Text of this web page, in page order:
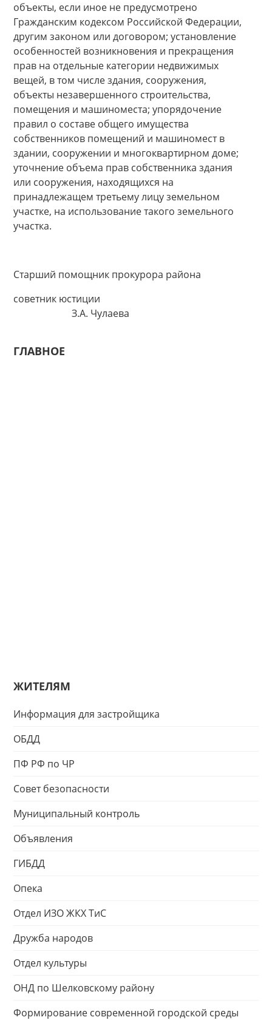
объекты, если иное не предусмотрено
Гражданским кодексом Российской Федерации,
другим законом или договором; установление
особенностей возникновения и прекращения
прав на отдельные категории недвижимых
вещей, в том числе здания, сооружения,
объекты незавершенного строительства,
помещения и машиноместа; упорядочение
правил о составе общего имущества
собственников помещений и машиномест в
здании, сооружении и многоквартирном доме;
уточнение объема прав собственника здания
или сооружения, находящихся на
принадлежащем третьему лицу земельном
участке, на использование такого земельного
участка.
Старший помощник прокурора района
советник юстиции
З.А. Чулаева
ГЛАВНОЕ
ЖИТЕЛЯМ
Информация для застройщика
ОБДД
ПФ РФ по ЧР
Совет безопасности
Муниципальный контроль
Объявления
ГИБДД
Опека
Отдел ИЗО ЖКХ ТиС
Дружба народов
Отдел культуры
ОНД по Шелковскому району
Формирование современной городской среды